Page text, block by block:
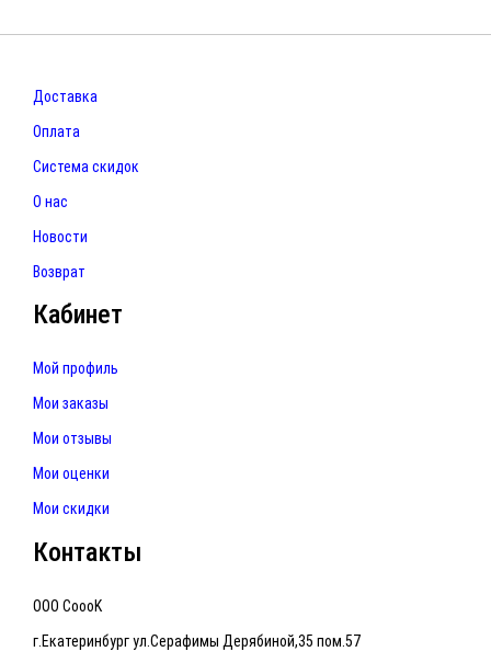
Доставка
Оплата
Система скидок
О нас
Новости
Возврат
Кабинет
Мой профиль
Мои заказы
Мои отзывы
Мои оценки
Мои скидки
Контакты
ООО CoooK
г.Екатеринбург ул.Серафимы Дерябиной,35 пом.57